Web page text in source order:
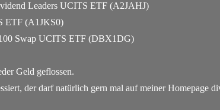
Leaders UCITS ETF (A2JAHJ)
ETF (A1JKS0)
Swap UCITS ETF (DBX1DG)
Geld geflossen.
der darf natürlich gern mal auf meiner Homepage